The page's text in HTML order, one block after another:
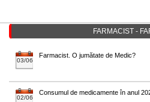
FARMACIST -
03/06
Farmacist. O jumătate de Medic?
02/06
Consumul de medicamente în anul